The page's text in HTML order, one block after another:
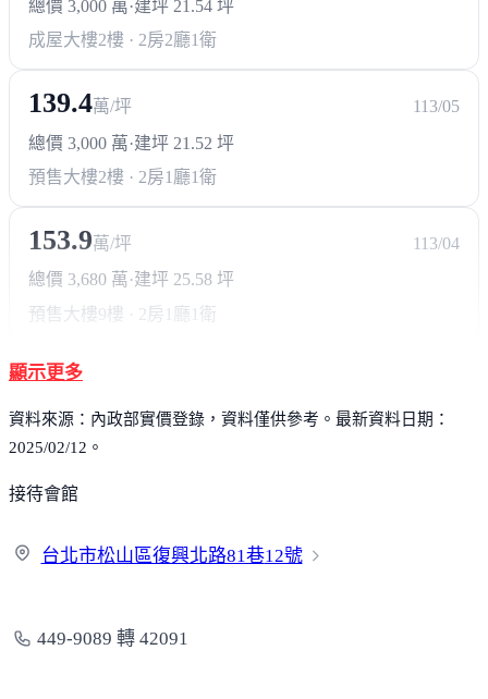
總價 3,000 萬·建坪 21.54 坪
成屋大樓2樓 · 2房2廳1衛
139.4萬/坪
113/05
總價 3,000 萬·建坪 21.52 坪
預售大樓2樓 · 2房1廳1衛
153.9萬/坪
113/04
總價 3,680 萬 ·建坪 25.58 坪
預售大樓9樓 · 2房1廳1衛
顯示更多
資料來源：內政部實價登錄，資料僅供參考。最新資料日期：
2025/02/12。
接待會館
台北市松山區復興北路81巷12號
449-9089 轉 42091